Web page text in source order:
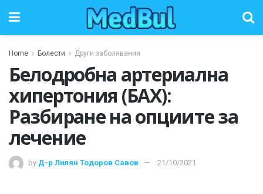
Home Болести Други заболявания
Белодробна артериална
хипертония (БАХ):
Разбиране на опциите за
лечение
by Д-р Лилян Тодоров Савов 21/10/2021